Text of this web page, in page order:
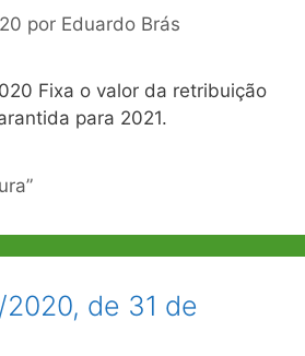
por Eduardo Brás
Fixa o valor da retribuição
para 2021.
de 31 de